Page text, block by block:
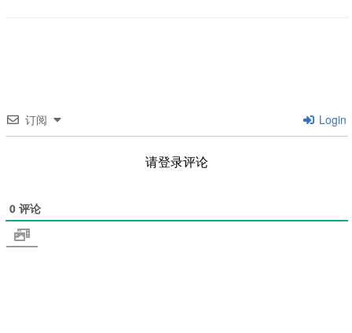
订阅 Login
请登录评论
0 评论